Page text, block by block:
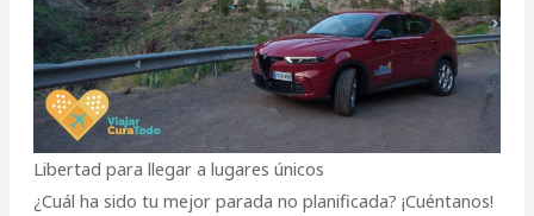
Libertad para llegar a lugares únicos
¿Cuál ha sido tu mejor parada no planificada? ¡Cuéntanos!